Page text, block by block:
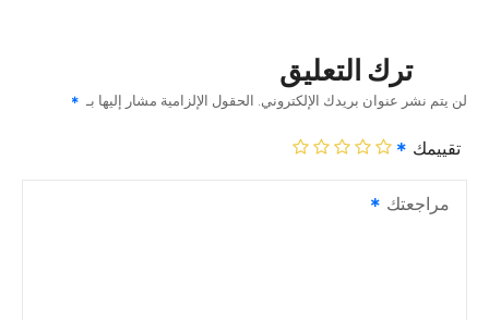
ترك التعليق
لن يتم نشر عنوان بريدك الإلكتروني. الحقول الإلزامية مشار إليها بـ
تقييمك
مراجعتك